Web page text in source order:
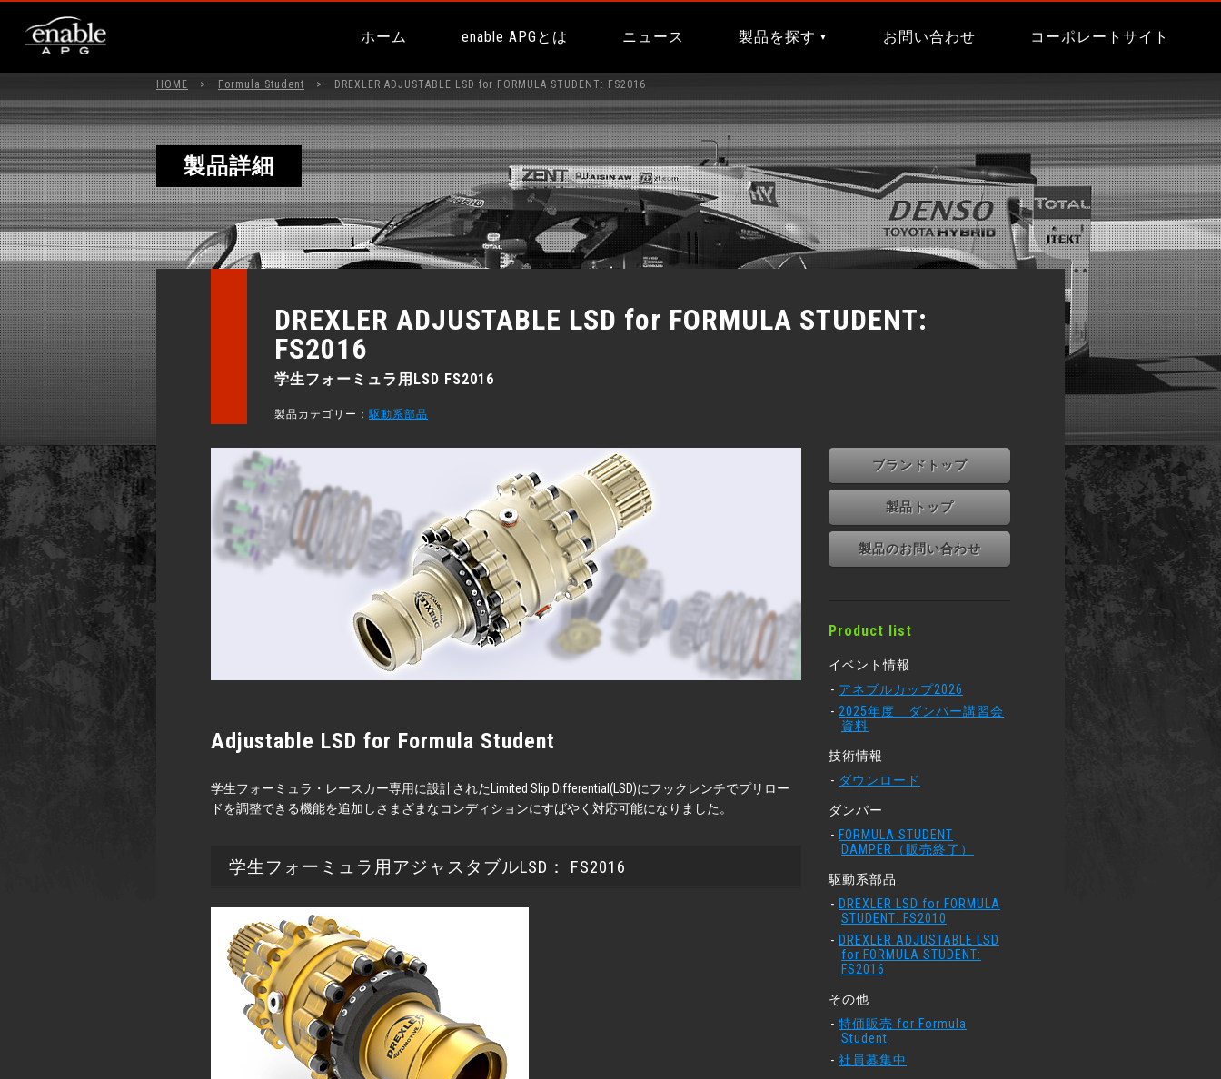
ホーム enable APGとは ニュース 製品を探す お問い合わせ コーポレートサイト
HOME > Formula Student > DREXLER ADJUSTABLE LSD for FORMULA STUDENT: FS2016
製品詳細
DREXLER ADJUSTABLE LSD for FORMULA STUDENT:
FS2016
学生フォーミュラ用LSD FS2016
製品カテゴリー：駆動系部品
Adjustable LSD for Formula Student
学生フォーミュラ・レースカー専用に設計されたLimited Slip Differential(LSD)にフックレンチでプリロー
ドを調整できる機能を追加しさまざまなコンディションにすばやく対応可能になりました。
学生フォーミュラ用アジャスタブルLSD： FS2016
ブランドトップ
製品トップ
製品のお問い合わせ
Product list
イベント情報
アネブルカップ2026
2025年度 ダンパー講習会
資料
技術情報
ダウンロード
ダンパー
FORMULA STUDENT
DAMPER（販売終了）
駆動系部品
DREXLER LSD for FORMULA
STUDENT: FS2010
DREXLER ADJUSTABLE LSD
for FORMULA STUDENT:
FS2016
その他
特価販売 for Formula
Student
社員募集中